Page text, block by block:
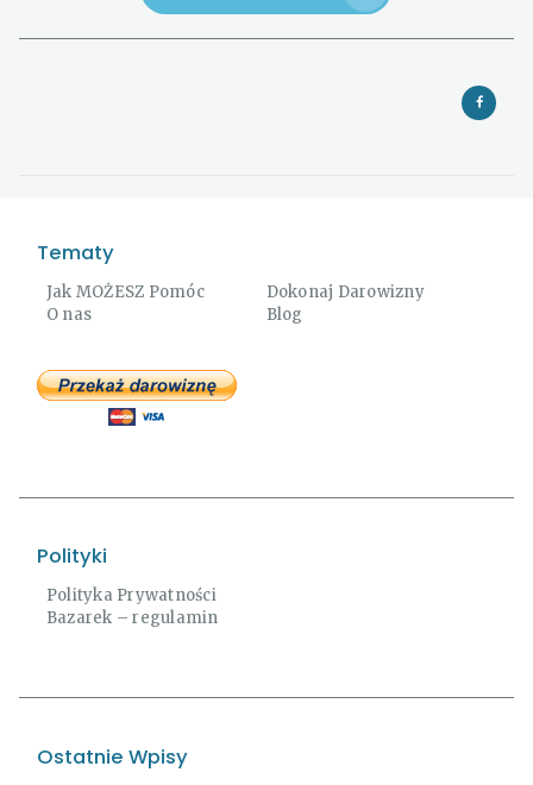
Tematy
Jak MOŻESZ Pomóc
Dokonaj Darowizny
O nas
Blog
Polityki
Polityka Prywatności
Bazarek – regulamin
Ostatnie Wpisy